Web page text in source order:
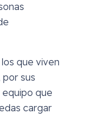
que viven
por sus
equipo que
cargar